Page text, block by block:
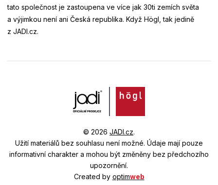
tato společnost je zastoupena ve více jak 30ti zemích světa
a výjimkou není ani Česká republika. Když Högl, tak jedině
z JADI.cz.
© 2026 JADI.cz.
Užití materiálů bez souhlasu není možné. Údaje mají pouze
informativní charakter a mohou být změněny bez předchozího
upozornění.
Created by optimweb